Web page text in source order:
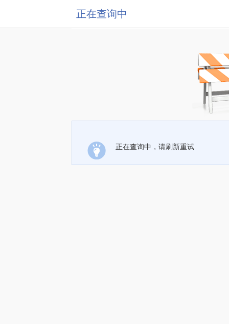
正在查询中
正在查询中，请刷新重试